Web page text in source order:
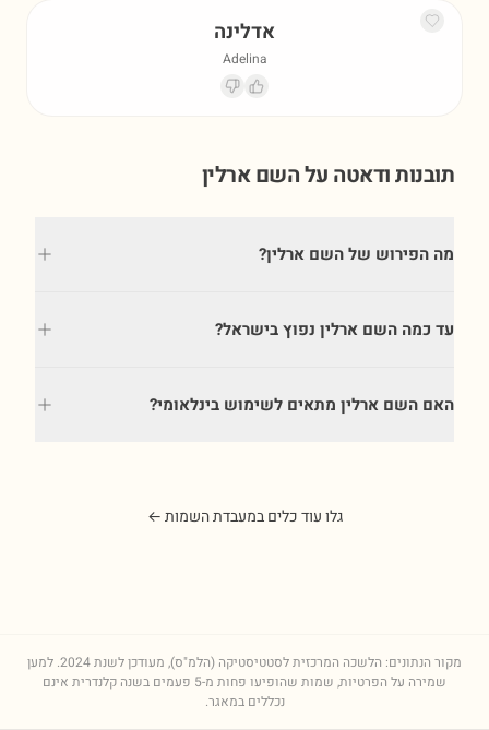
אדלינה
Adelina
תובנות ודאטה על השםארלין
מה הפירוש של השם ארלין?
עד כמה השם ארלין נפוץ בישראל?
האם השם ארלין מתאים לשימוש בינלאומי?
גלו עוד כלים במעבדת השמות ←
מקור הנתונים: הלשכה המרכזית לסטטיסטיקה (הלמ"ס), מעודכן לשנת2024. למען
שמירה על הפרטיות, שמות שהופיעו פחות מ-5 פעמים בשנה קלנדרית אינם
נכללים במאגר.